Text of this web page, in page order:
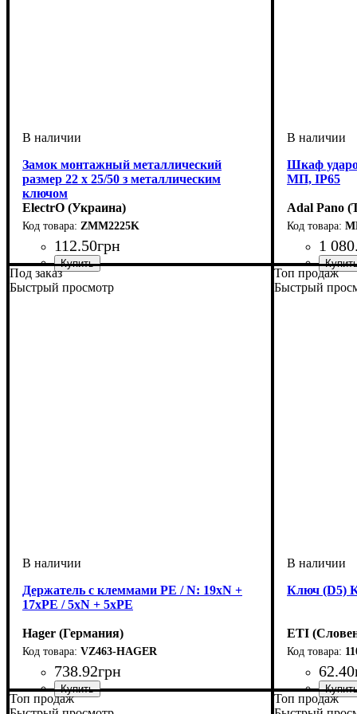
Замок монтажный металлический
размер 22 х 25/50 з металлическим
ключом
ElectrO (Украина)
ZMM2225K
112.50грн
Тип изделия
Аксессуары
Шкаф
МП, IP65
Adal Pano
1 080.
Тип изделия
Монтаж:
Материал
Внутреннее
Дверца:
Высота: 350
Ширина: 250
Глубина: 150
Под заказ
Быстрый просмотр
Держатель с клеммами PE / N: 19xN +
17xPE / 5xN + 5xPE
Hager (Германия)
VZ463-HAGER
738.92грн
Тип изделия
Аксессуары
Монтаж: внутренний
Внутреннее наполнение
Количество модулей
Количество рядов
Серия: Volta
Топ продаж
Быстрый
Ключ (D5)
ETI
62.40
Тип изделия
Аксессуары
Серия: GT
Топ продаж
Топ продаж